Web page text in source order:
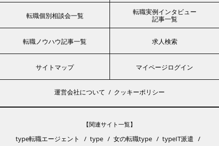
転職個別相談会一覧
転職実例インタビュー
記事一覧
転職ノウハウ記事一覧 求人検索
サイトマップ マイページログイン
運営会社について クッキーポリシー
【関連サイト一覧】
type転職エージェント type 女の転職type
typeIT派遣